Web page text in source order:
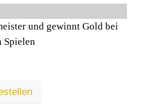
und gewinnt Gold bei
Spielen